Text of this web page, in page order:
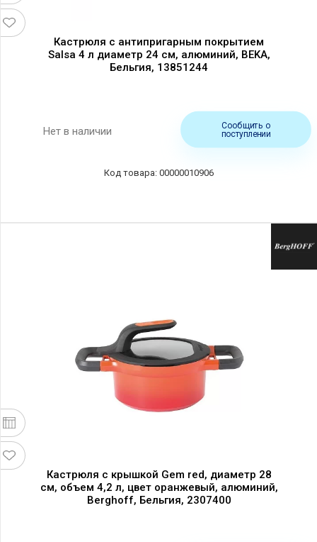
Кастрюля с антипригарным покрытием
Salsa 4 л диаметр 24 см, алюминий, BEKA,
Бельгия, 13851244
Нет в наличии
Сообщить о
поступлении
00000010906
Кастрюля с крышкой Gem red, диаметр 28
см, объем 4,2 л, цвет оранжевый, алюминий,
Berghoff, Бельгия, 2307400